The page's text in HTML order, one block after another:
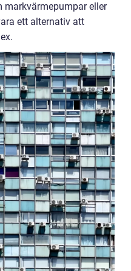
markvärmepumpar eller
ett alternativ att